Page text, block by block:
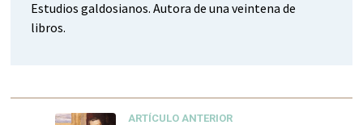
Estudios galdosianos. Autora de una veintena de
libros.
ARTÍCULO ANTERIOR